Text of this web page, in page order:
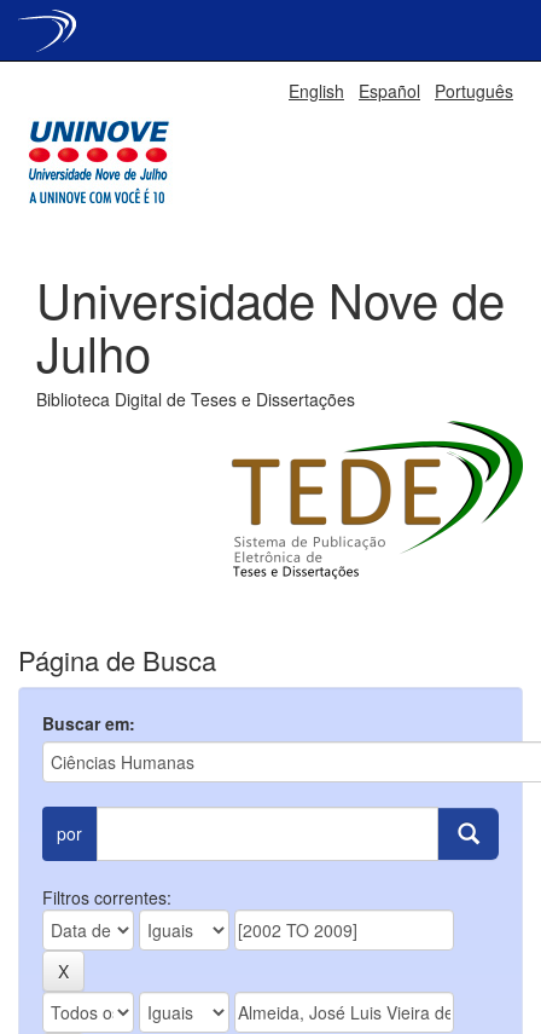
English Español Português
Universidade Nove de
Julho
Biblioteca Digital de Teses e Dissertações
Página de Busca
Buscar em:
por
Filtros correntes: